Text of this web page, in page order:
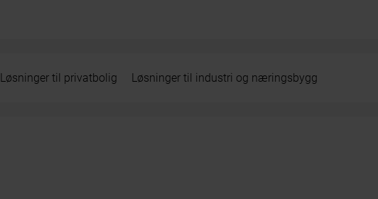
Løsninger til privatbolig Løsninger til industri og næringsbygg